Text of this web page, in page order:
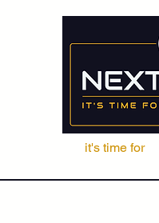
it's time for